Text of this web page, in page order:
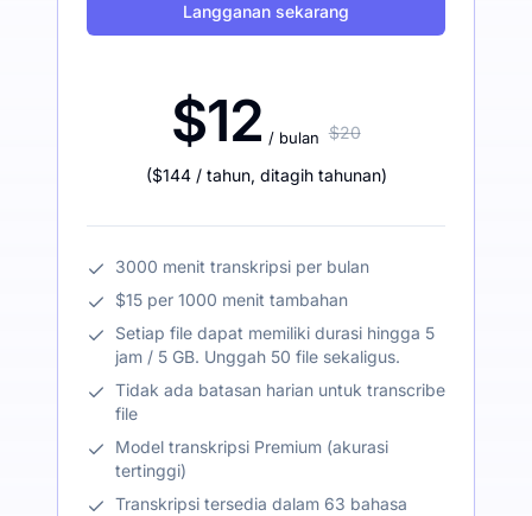
Langganan sekarang
$12 / bulan $20
($144 / tahun, ditagih tahunan)
3000 menit transkripsi per bulan
$15 per 1000 menit tambahan
Setiap file dapat memiliki durasi hingga 5
jam / 5 GB. Unggah 50 file sekaligus.
Tidak ada batasan harian untuk transcribe
file
Model transkripsi Premium (akurasi
tertinggi)
Transkripsi tersedia dalam 63 bahasa